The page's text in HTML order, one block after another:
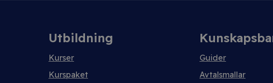
Utbildning
Kurser
Kurspaket
Guider
Avtalsmallar